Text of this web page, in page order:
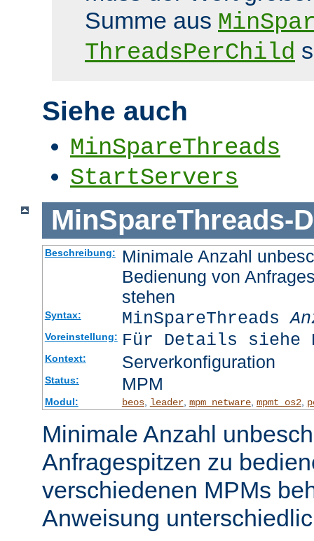
Summe aus
ThreadsPerChild
Siehe auch
MinSpareThreads
StartServers
MinSpareThreads-
Beschreibung:
Minimale Anzahl
Bedienung von
stehen
Syntax: MinSpareThreads
Voreinstellung: Für Details siehe
Kontext: Serverkonfiguration
Status: MPM
Modul: beos, leader, mpm_netware, mpmt_os2,
Minimale Anzahl
Anfragespitzen zu
verschiedenen MPMs
Anweisung